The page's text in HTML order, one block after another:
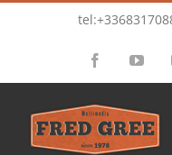
Facebook